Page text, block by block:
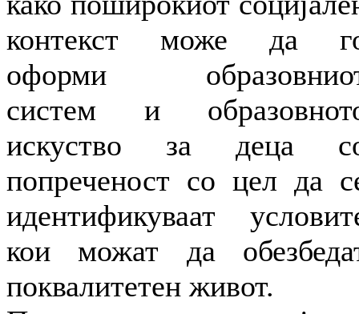
контекст може да
оформи
систем и
искуство за деца
попреченост со цел да
идентификуваат
кои можат да
поквалитетен живот.